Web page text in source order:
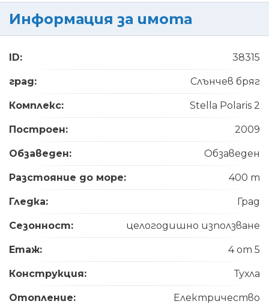
Информация за имота
ID: 38315
град: Слънчев бряг
Комплекс: Stella Polaris 2
Построен: 2009
Обзаведен: Обзаведен
Разстояние до море: 400 m
Гледка: Град
Сезонност: целогодишно използване
Етаж: 4 от 5
Конструкция: Тухла
Отопление: Електричество